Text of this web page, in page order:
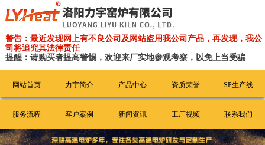
警告：最近发现网上有不良公司及网站盗用我公司产品，再发现，我公
司将追究其法律责任
提醒：请购买者提高警惕，欢迎来厂实地参观考察，以免上当受骗
网站首页 力宇简介 产品中心 资质荣誉 SP生产线
服务流程 客户案例 新闻资讯 工厂视频 联系我们